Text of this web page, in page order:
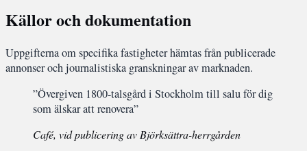
Källor och dokumentation
Uppgifterna om specifika fastigheter hämtas från publicerade
annonser och journalistiska granskningar av marknaden.
”Övergiven 1800-talsgård i Stockholm till salu för dig
som älskar att renovera”
Café, vid publicering av Björksättra-herrgården